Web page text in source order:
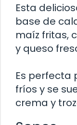
Esta
base de
maíz fritas,
y queso
Es perfecta
fríos y se
crema y